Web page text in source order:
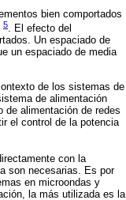
bien comportados
5. El efecto del
Un espaciado de
un espaciado de media
de los sistemas de
de alimentación
de alimentación de redes
el control de la potencia
con la
son necesarias. Es por
en microondas y
la más utilizada es la